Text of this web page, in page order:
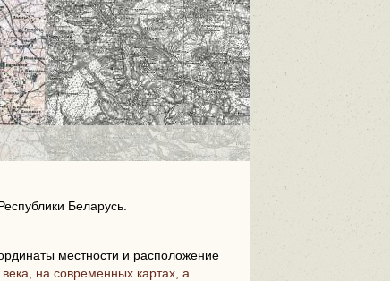
Беларусь.
местности и расположение
на современных картах, а